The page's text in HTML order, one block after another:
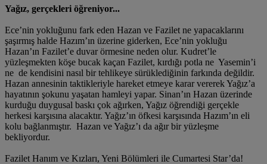
Yağız, gerçekleri öğreniyor...
Ece’nin yokluğunu fark eden Hazan ve Fazilet ne yapacaklarını
şaşırmış halde Hazım’ın üzerine giderken, Ece’nin yokluğu
Hazan’ın Fazilet’e duvar örmesine neden olur. Kudret’le
yüzleşmekten köşe bucak kaçan Fazilet, kırdığı potla ne Yasemin’i
ne de kendisini nasıl bir tehlikeye sürüklediğinin farkında değildir.
Hazan annesinin taktikleriyle hareket etmeye karar vererek Yağız’a
hayatının şokunu yaşatan hamleyi yapar. Sinan’ın Hazan üzerinde
kurduğu duygusal baskı çok ağırken, Yağız öğrendiği gerçekle
herkesi karşısına alacaktır. Yağız’ın öfkesi karşısında Hazım’ın eli
kolu bağlanmıştır. Hazan ve Yağız’ı da ağır bir yüzleşme
bekliyordur.
Fazilet Hanım ve Kızları, Yeni Bölümleri ile Cumartesi Star’da!